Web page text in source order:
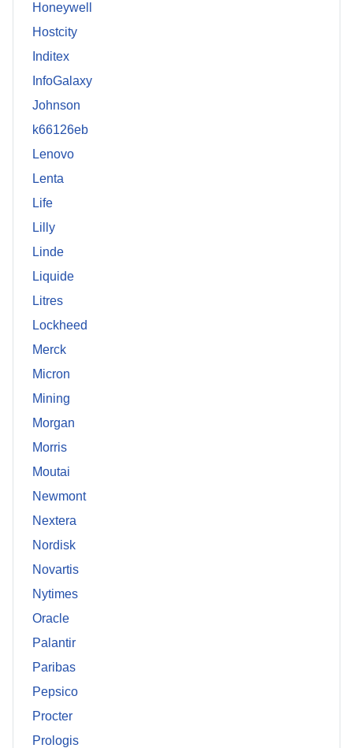
Honeywell
Hostcity
Inditex
InfoGalaxy
Johnson
k66126eb
Lenovo
Lenta
Life
Lilly
Linde
Liquide
Litres
Lockheed
Merck
Micron
Mining
Morgan
Morris
Moutai
Newmont
Nextera
Nordisk
Novartis
Nytimes
Oracle
Palantir
Paribas
Pepsico
Procter
Prologis